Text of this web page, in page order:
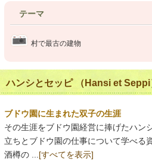
テーマ
村で最古の建物
ハンシとセッピ （Hansi et Seppi
ブドウ園に生まれた双子の生涯
その生涯をブドウ園経営に捧げたハン
立ちとブドウ園の仕事について学べる
酒樽の ...[すべてを表示]